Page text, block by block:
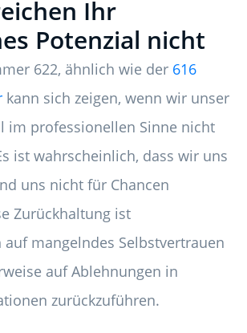
Ihr
Potenzial nicht
622, ähnlich wie der 616
kann sich zeigen, wenn wir unser
im professionellen Sinne nicht
ist wahrscheinlich, dass wir uns
uns nicht für Chancen
Zurückhaltung ist
mangelndes Selbstvertrauen
auf Ablehnungen in
zurückzuführen.